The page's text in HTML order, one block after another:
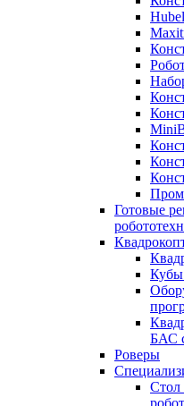
Готовые
Кубы
БАС
Роверы
Стол